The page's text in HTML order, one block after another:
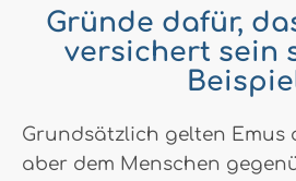
Gründe dafür,
versichert sein
Grundsätzlich gelten Emus
aber dem Menschen